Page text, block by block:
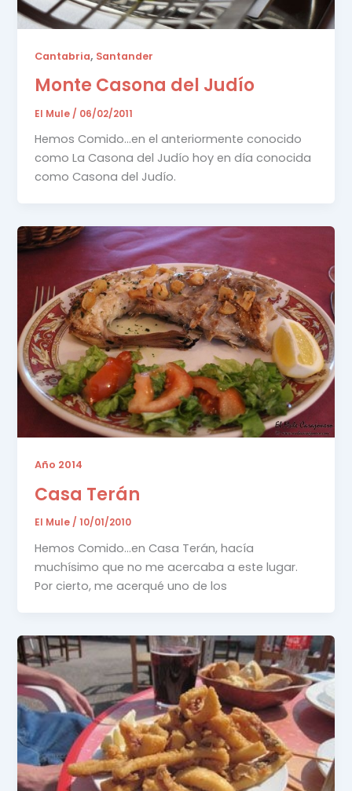
Cantabria, Santander
Monte Casona del Judío
El Mule / 06/02/2011
Hemos Comido…en el anteriormente conocido
como La Casona del Judío hoy en día conocida
como Casona del Judío.
Año 2014
Casa Terán
El Mule /10/01/2010
Hemos Comido…en Casa Terán, hacía
muchísimo que no me acercaba a este lugar.
Por cierto, me acerqué uno de los